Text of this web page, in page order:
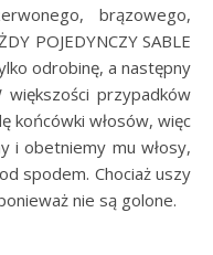
brązowego,
POJEDYNCZY SABLE
odrobinę, a następny
większości przypadków
końcówki włosów, więc
i obetniemy mu włosy,
spodem. Chociaż uszy
nie są golone.